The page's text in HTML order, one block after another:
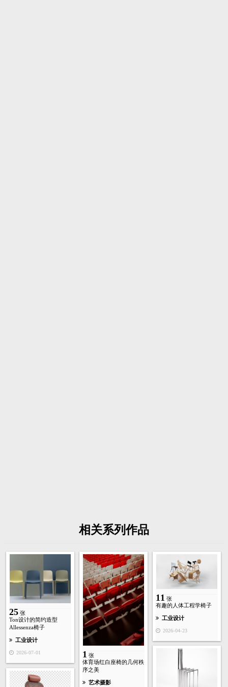
相关系列作品
25 张
Ton设计的简约造型
Allessenza椅子
工业设计
2026-07-01 1 张
体育场红白座椅的几何秩
序之美
艺术摄影
11 张
有趣的人体工程学椅子
工业设计
2026-04-23